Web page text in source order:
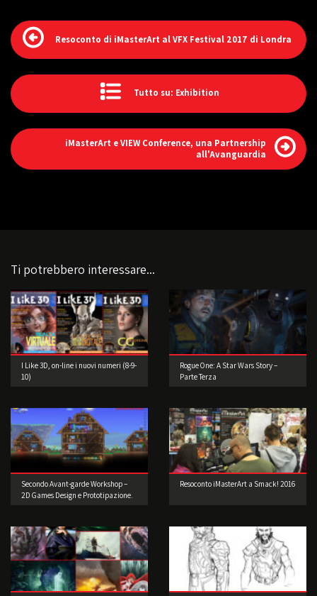
Resoconto di iMasterArt al VFX Festival 2017 di Londra
Tutto su: Exhibition
iMasterArt e VIEW Conference, una Partnership
all'Avanguardia
Ti potrebbero interessare...
I Like 3D, on-line i nuovi numeri (8-9-
10)
Rogue One: A Star Wars Story –
Parte Terza
Secondo Avant-garde Workshop –
2D Games Design e Prototipazione.
Resoconto iMasterArt a Smack! 2016